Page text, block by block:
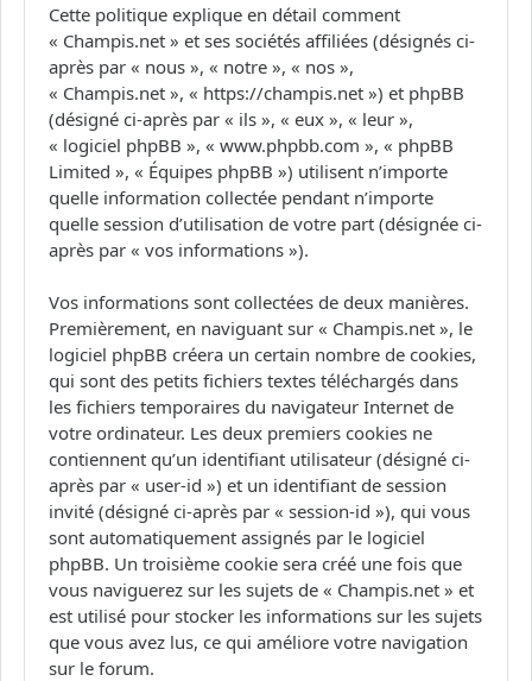
Cette politique explique en détail comment
« Champis.net » et ses sociétés affiliées (désignés ci-
après par « nous », « notre », « nos »,
« Champis.net », « https://champis.net ») et phpBB
(désigné ci-après par « ils », « eux », « leur »,
« logiciel phpBB », « www.phpbb.com », « phpBB
Limited », « Équipes phpBB ») utilisent n’importe
quelle information collectée pendant n’importe
quelle session d’utilisation de votre part (désignée ci-
après par « vos informations »).
Vos informations sont collectées de deux manières.
Premièrement, en naviguant sur « Champis.net », le
logiciel phpBB créera un certain nombre de cookies,
qui sont des petits fichiers textes téléchargés dans
les fichiers temporaires du navigateur Internet de
votre ordinateur. Les deux premiers cookies ne
contiennent qu’un identifiant utilisateur (désigné ci-
après par « user-id ») et un identifiant de session
invité (désigné ci-après par « session-id »), qui vous
sont automatiquement assignés par le logiciel
phpBB. Un troisième cookie sera créé une fois que
vous naviguerez sur les sujets de « Champis.net » et
est utilisé pour stocker les informations sur les sujets
que vous avez lus, ce qui améliore votre navigation
sur le forum.